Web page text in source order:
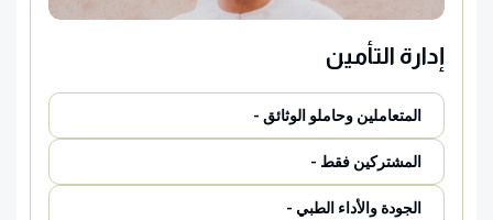
إدارة التأمين
المتعاملين وحاملو الوثائق -
المشتركين فقط -
الجودة والأداء الطبي -